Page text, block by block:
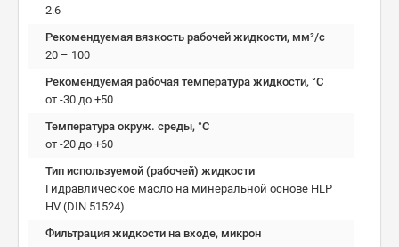
2.6
Рекомендуемая вязкость рабочей жидкости, мм²/с
20 – 100
Рекомендуемая рабочая температура жидкости, °C
от -30 до +50
Температура окруж. среды, °C
от -20 до +60
Тип используемой (рабочей) жидкости
Гидравлическое масло на минеральной основе HLP
HV (DIN 51524)
Фильтрация жидкости на входе, микрон